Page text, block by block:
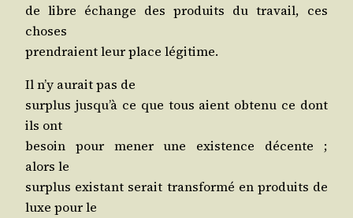
de libre échange des pro­duits du tra­vail, ces
choses
pren­draient leur place légitime.
Il n’y aurait pas de
sur­plus jus­qu’à ce que tous aient obte­nu ce dont
ils ont
besoin pour mener une exis­tence décente ;
alors le
sur­plus exis­tant serait trans­for­mé en pro­duits de
luxe pour le